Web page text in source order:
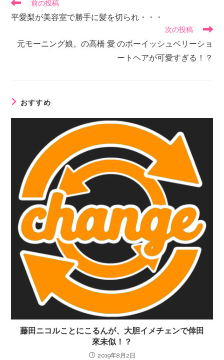
前の投稿
平愛梨が美容室で勝手に髪を切られ・・・
次の投稿
元モーニング娘。の高橋 愛 のボーイッシュベリーショ
ートヘアが可愛すぎる！？
おすすめ
藤田ニコルことにこるんが、大胆イメチェンで倖田
來未似！？
2019年8月2日